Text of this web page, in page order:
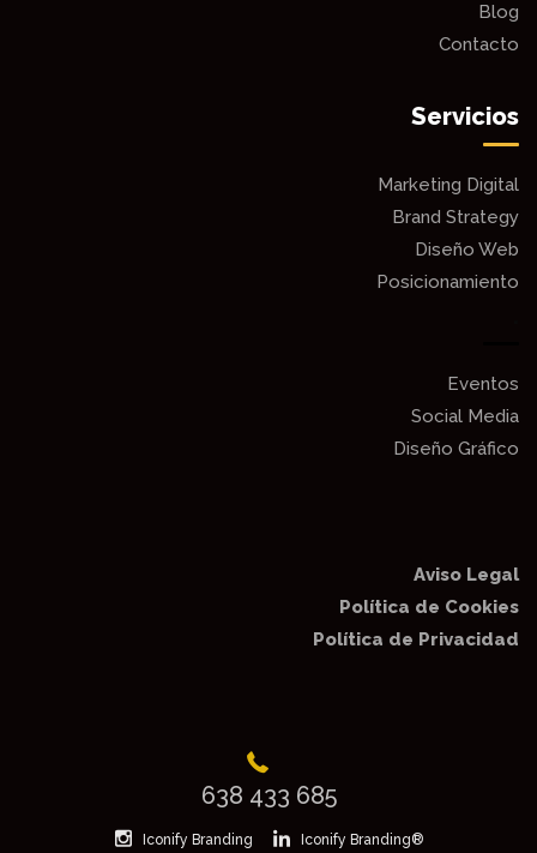
Blog
Contacto
Servicios
Marketing Digital
Brand Strategy
Diseño Web
Posicionamiento
Eventos
Social Media
Diseño Gráfico
Aviso Legal
Política de Cookies
Política de Privacidad
638 433 685
Iconify Branding Iconify Branding®